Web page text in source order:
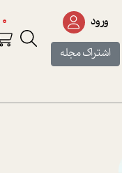
ورود
اشتراک مجله
0